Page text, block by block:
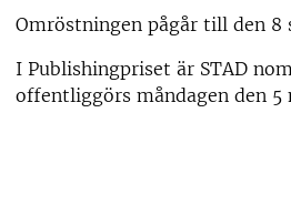
Omröstningen pågår till den 8
I Publishingpriset är STAD
offentliggörs måndagen den 5